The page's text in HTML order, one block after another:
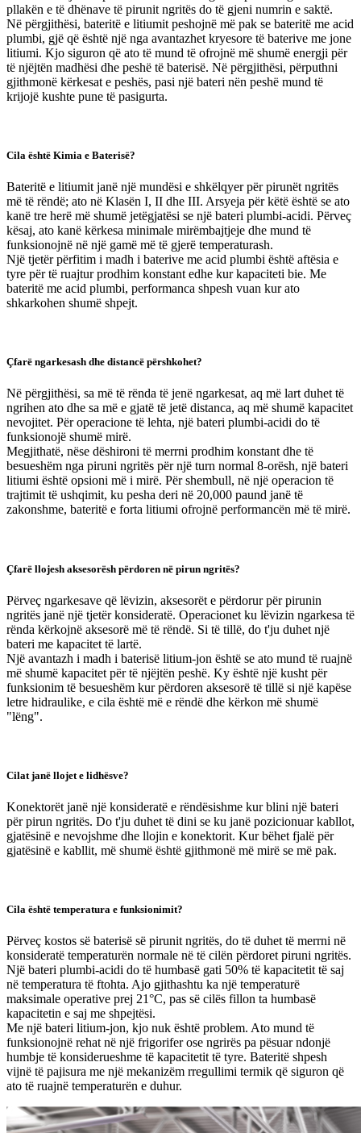
pllakën e të dhënave të pirunit ngritës do të gjeni numrin e saktë.
Në përgjithësi, bateritë e litiumit peshojnë më pak se bateritë me acid
plumbi, gjë që është një nga avantazhet kryesore të baterive me jone
litiumi. Kjo siguron që ato të mund të ofrojnë më shumë energji për
të njëjtën madhësi dhe peshë të baterisë. Në përgjithësi, përputhni
gjithmonë kërkesat e peshës, pasi një bateri nën peshë mund të
krijojë kushte pune të pasigurta.
Cila është Kimia e Baterisë?
Bateritë e litiumit janë një mundësi e shkëlqyer për pirunët ngritës
më të rëndë; ato në Klasën I, II dhe III. Arsyeja për këtë është se ato
kanë tre herë më shumë jetëgjatësi se një bateri plumbi-acidi. Përveç
kësaj, ato kanë kërkesa minimale mirëmbajtjeje dhe mund të
funksionojnë në një gamë më të gjerë temperaturash.
Një tjetër përfitim i madh i baterive me acid plumbi është aftësia e
tyre për të ruajtur prodhim konstant edhe kur kapaciteti bie. Me
bateritë me acid plumbi, performanca shpesh vuan kur ato
shkarkohen shumë shpejt.
Çfarë ngarkesash dhe distancë përshkohet?
Në përgjithësi, sa më të rënda të jenë ngarkesat, aq më lart duhet të
ngrihen ato dhe sa më e gjatë të jetë distanca, aq më shumë kapacitet
nevojitet. Për operacione të lehta, një bateri plumbi-acidi do të
funksionojë shumë mirë.
Megjithatë, nëse dëshironi të merrni prodhim konstant dhe të
besueshëm nga piruni ngritës për një turn normal 8-orësh, një bateri
litiumi është opsioni më i mirë. Për shembull, në një operacion të
trajtimit të ushqimit, ku pesha deri në 20,000 paund janë të
zakonshme, bateritë e forta litiumi ofrojnë performancën më të mirë.
Çfarë llojesh aksesorësh përdoren në pirun ngritës?
Përveç ngarkesave që lëvizin, aksesorët e përdorur për pirunin
ngritës janë një tjetër konsideratë. Operacionet ku lëvizin ngarkesa të
rënda kërkojnë aksesorë më të rëndë. Si të tillë, do t'ju duhet një
bateri me kapacitet të lartë.
Një avantazh i madh i baterisë litium-jon është se ato mund të ruajnë
më shumë kapacitet për të njëjtën peshë. Ky është një kusht për
funksionim të besueshëm kur përdoren aksesorë të tillë si një kapëse
letre hidraulike, e cila është më e rëndë dhe kërkon më shumë
"lëng".
Cilat janë llojet e lidhësve?
Konektorët janë një konsideratë e rëndësishme kur blini një bateri
për pirun ngritës. Do t'ju duhet të dini se ku janë pozicionuar kabllot,
gjatësinë e nevojshme dhe llojin e konektorit. Kur bëhet fjalë për
gjatësinë e kabllit, më shumë është gjithmonë më mirë se më pak.
Cila është temperatura e funksionimit?
Përveç kostos së baterisë së pirunit ngritës, do të duhet të merrni në
konsideratë temperaturën normale në të cilën përdoret piruni ngritës.
Një bateri plumbi-acidi do të humbasë gati 50% të kapacitetit të saj
në temperatura të ftohta. Ajo gjithashtu ka një temperaturë
maksimale operative prej 21°C, pas së cilës fillon ta humbasë
kapacitetin e saj me shpejtësi.
Me një bateri litium-jon, kjo nuk është problem. Ato mund të
funksionojnë rehat në një frigorifer ose ngrirës pa pësuar ndonjë
humbje të konsiderueshme të kapacitetit të tyre. Bateritë shpesh
vijnë të pajisura me një mekanizëm rregullimi termik që siguron që
ato të ruajnë temperaturën e duhur.